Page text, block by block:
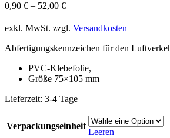
0,90 € – 52,00 €
exkl. MwSt. zzgl. Versandkosten
Abfertigungskennzeichen für den
PVC-Klebefolie,
Größe 75×105 mm
Lieferzeit: 3-4 Tage
Verpackungseinheit
Leeren